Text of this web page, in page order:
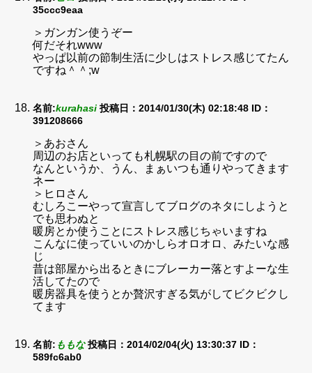
35ccc9eaa
＞ガンガン使うぞー
何だそれwww
やっぱ以前の節制生活に少しはストレス感じてたん
ですね＾＾;w
名前:kurahasi 投稿日：2014/01/30(木) 02:18:48 ID：
391208666
＞あおさん
周辺のお店といっても札幌駅の目の前ですので
なんというか、うん、まぁいつも通りやってきます
ネー
＞ヒロさん
むしろこーやって宣言してブログのネタにしようと
でも思わぬと
暖房とか使うことにストレス感じちゃいますね
こんなに使っていいのかしらオロオロ、みたいな感
じ
昔は部屋から出るときにブレーカー落とすよーな生
活してたので
暖房器具を使うとか贅沢すぎる気がしてビクビクし
てます
名前: ももな 投稿日：2014/02/04(火) 13:30:37 ID：
589fc6ab0